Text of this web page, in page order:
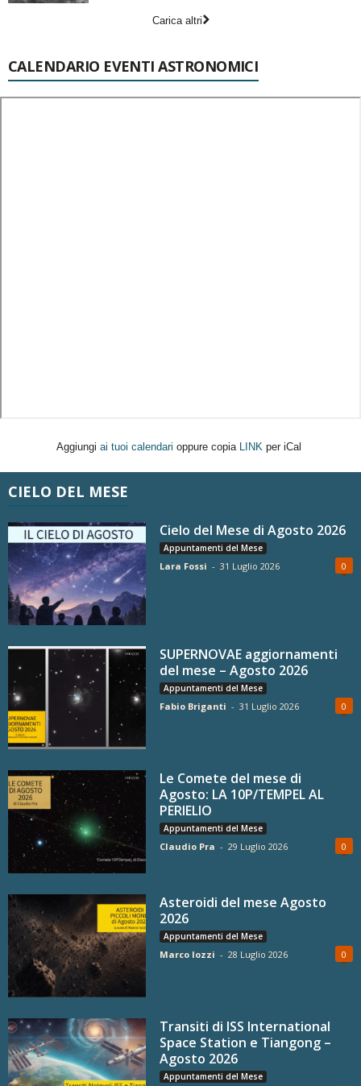
Carica altri
CALENDARIO EVENTI ASTRONOMICI
Aggiungi ai tuoi calendari oppure copia LINK per iCal
CIELO DEL MESE
Cielo del Mese di Agosto 2026
Appuntamenti del Mese
Lara Fossi - 31 Luglio 2026 0
SUPERNOVAE aggiornamenti
del mese – Agosto 2026
Appuntamenti del Mese
Fabio Briganti - 31 Luglio 2026 0
Le Comete del mese di
Agosto: LA 10P/TEMPEL AL
PERIELIO
Appuntamenti del Mese
Claudio Pra - 29 Luglio 2026 0
Asteroidi del mese Agosto
2026
Appuntamenti del Mese
Marco Iozzi - 28 Luglio 2026 0
Transiti di ISS International
Space Station e Tiangong –
Agosto 2026
Appuntamenti del Mese